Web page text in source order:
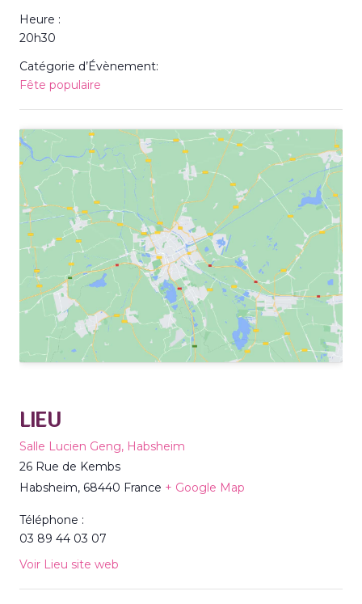
Heure :
20h30
Catégorie d’Évènement:
Fête populaire
LIEU
Salle Lucien Geng, Habsheim
26 Rue de Kembs
Habsheim, 68440 France + Google Map
Téléphone :
03 89 44 03 07
Voir Lieu site web